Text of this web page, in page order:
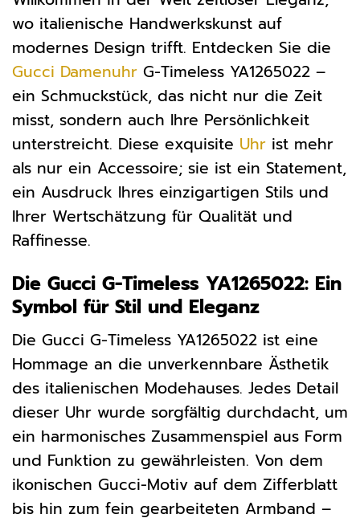
wo italienische Handwerkskunst auf
modernes Design trifft. Entdecken Sie die
Gucci Damenuhr G-Timeless YA1265022 –
ein Schmuckstück, das nicht nur die Zeit
misst, sondern auch Ihre Persönlichkeit
unterstreicht. Diese exquisite Uhr ist mehr
als nur ein Accessoire; sie ist ein Statement,
ein Ausdruck Ihres einzigartigen Stils und
Ihrer Wertschätzung für Qualität und
Raffinesse.
Die Gucci G-Timeless YA1265022: Ein
Symbol für Stil und Eleganz
Die Gucci G-Timeless YA1265022 ist eine
Hommage an die unverkennbare Ästhetik
des italienischen Modehauses. Jedes Detail
dieser Uhr wurde sorgfältig durchdacht, um
ein harmonisches Zusammenspiel aus Form
und Funktion zu gewährleisten. Von dem
ikonischen Gucci-Motiv auf dem Zifferblatt
bis hin zum fein gearbeiteten Armband –